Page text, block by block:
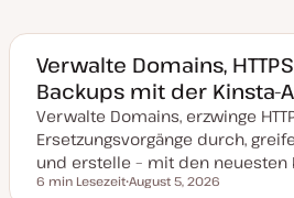
Verwalte Domains,
Backups mit der Kinsta-
Verwalte Domains, erzwinge
Ersetzungsvorgänge durch,
und erstelle – mit den neuesten
Lesezeit
6 min Lesezeit August 5, 2026